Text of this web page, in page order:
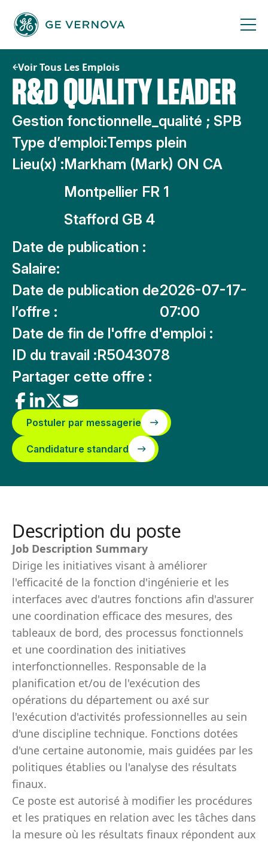
contenu
Voir Tous Les Emplois
R&D QUALITY LEADER
Gestion fonctionnelle_qualité ; SPB
Type d’emploi:Temps plein
Lieu(x) :Markham (Mark) ON CA
Montpellier FR 1
Stafford GB 4
Date de publication :
Salaire:
Date de publication de
l’offre :
2026-07-17-
07:00
Date de fin de l'offre d'emploi :
ID du travail :R5043078
Partager cette offre :
Postuler par messagerie
Candidature standard
Description du poste
Job Description Summary
Dirige les initiatives visant à améliorer
l'efficacité de la fonction d'ingénierie et les
interfaces avec d'autres fonctions afin d'assurer
une coordination efficace des mesures, des
tableaux de bord, des processus fonctionnels
et une coordination des initiatives
interfonctionnelles. Responsable de la
planification et/ou de l'exécution des
opérations du département ou axé sur
l'exécution d'activités professionnelles au sein
d'une discipline technique. Fonctions dotées
d'une certaine autonomie, mais guidées par les
politiques établies ou l'analyse des résultats
finaux.
Ce poste est autorisé à modifier les procédures
et les pratiques en relation avec les tâches dans
la mesure où les résultats finaux répondent aux